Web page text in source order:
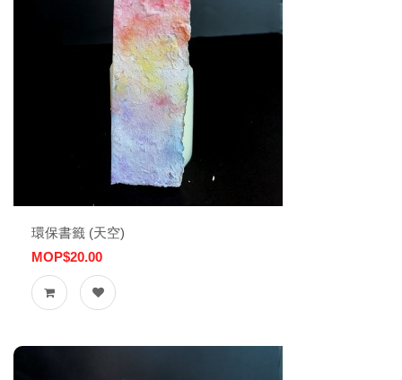
環保書籤 (天空)
MOP$20.00